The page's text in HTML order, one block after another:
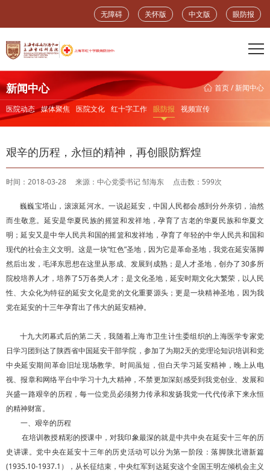
无障碍 关怀版 中文版 眼防报
新闻中心 首页/新闻中心
医院动态 媒体聚焦 医院文化 红十字工作 眼防报 视频宣传
艰辛的历程，永恒的精神，再创眼防辉煌
时间：2018-03-28 来源：中心党委书记 邹海东 点击数：599次
巍巍宝塔山，滚滚延河水。一说起延安，中国人民都会感到分外亲切，油然
而生敬意。延安是华夏民族的摇篮和发祥地，孕育了古老的华夏民族和华夏文
明；延安又是中华人民共和国的摇篮和发祥地，孕育了年轻的中华人民共和国和
现代的社会主义文明。这是一块“红色”圣地，因为它是革命圣地，我党在延安落脚
然后出发，毛泽东思想在这里从形成、发展到成熟；是人才圣地，创办了30多所
院校培养人才，培养了5万各类人才；是文化圣地，延安时期文化大繁荣，以人民
性、大众化为特征的延安文化是党的文化重要源头；更是一块精神圣地，因为我
党在延安的十三年孕育出了伟大的延安精神。
十九大闭幕式后的第二天，我随着上海市卫生计生委组织的上海医学专家党
日学习团到达了陕西省中国延安干部学院，参加了为期2天的党理论知识培训和党
中央延安期间革命旧址现场教学。时间虽短，但白天学习延安精神，晚上从电
视、报章和网络平台中学习十九大精神，不禁更加深刻感受到我党创业、发展和
兴盛一路艰辛的历程，每一位党员必须努力传承和发扬我党一代代传承下来永恒
的精神财富。
一、艰辛的历程
在培训教授精彩的授课中，对我印象最深的就是中共中央在延安十三年的历
史讲课。党中央在延安十三年的历史活动可以分为第一阶段：落脚陕北谱新篇
(1935.10-1937.1），从长征结束，中央红军到达延安这个全国王明左倾机会主义